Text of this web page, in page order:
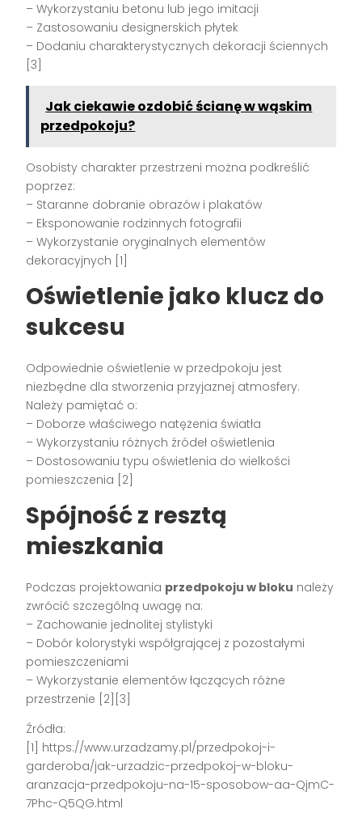
– Wykorzystaniu betonu lub jego imitacji
– Zastosowaniu designerskich płytek
– Dodaniu charakterystycznych dekoracji ściennych
[3]
Jak ciekawie ozdobić ścianę w wąskim
przedpokoju?
Osobisty charakter przestrzeni można podkreślić
poprzez:
– Staranne dobranie obrazów i plakatów
– Eksponowanie rodzinnych fotografii
– Wykorzystanie oryginalnych elementów
dekoracyjnych [1]
Oświetlenie jako klucz do
sukcesu
Odpowiednie oświetlenie w przedpokoju jest
niezbędne dla stworzenia przyjaznej atmosfery.
Należy pamiętać o:
– Doborze właściwego natężenia światła
– Wykorzystaniu różnych źródeł oświetlenia
– Dostosowaniu typu oświetlenia do wielkości
pomieszczenia [2]
Spójność z resztą
mieszkania
Podczas projektowania przedpokoju w bloku należy
zwrócić szczególną uwagę na:
– Zachowanie jednolitej stylistyki
– Dobór kolorystyki współgrającej z pozostałymi
pomieszczeniami
– Wykorzystanie elementów łączących różne
przestrzenie [2][3]
Źródła:
[1] https://www.urzadzamy.pl/przedpokoj-i-
garderoba/jak-urzadzic-przedpokoj-w-bloku-
aranzacja-przedpokoju-na-15-sposobow-aa-QjmC-
7Phc-Q5QG.html